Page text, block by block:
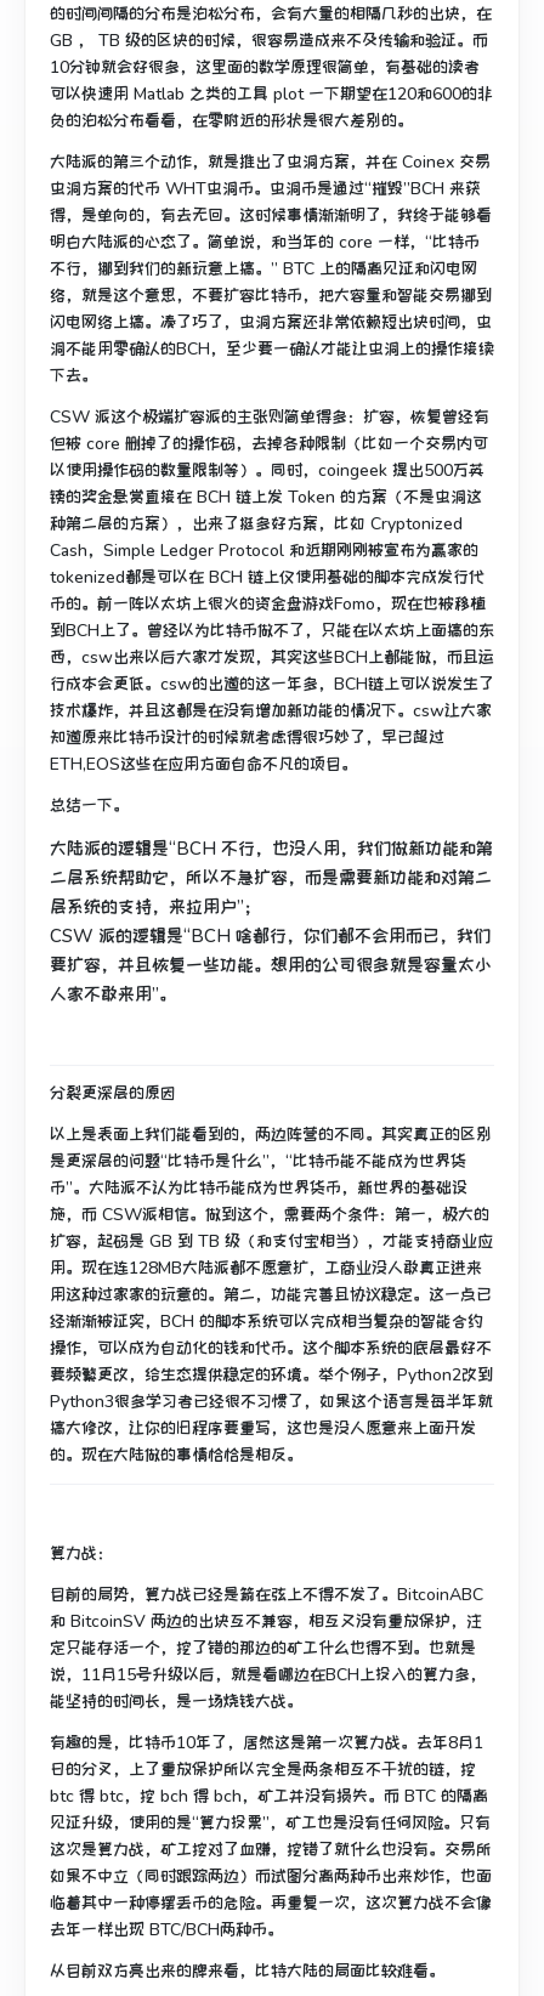
的时间间隔的分布是泊松分布，会有大量的相隔几秒的出块，在
GB ， TB 级的区块的时候，很容易造成来不及传输和验证。而
10分钟就会好很多，这里面的数学原理很简单，有基础的读者
可以快速用 Matlab 之类的工具 plot 一下期望在120和600的非
负的泊松分布看看，在零附近的形状是很大差别的。
大陆派的第三个动作，就是推出了虫洞方案，并在 Coinex 交易
虫洞方案的代币 WHT虫洞币。虫洞币是通过“摧毁”BCH 来获
得，是单向的，有去无回。这时候事情渐渐明了，我终于能够看
明白大陆派的心态了。简单说，和当年的 core 一样，“比特币
不行，挪到我们的新玩意上搞。” BTC 上的隔离见证和闪电网
络，就是这个意思，不要扩容比特币，把大容量和智能交易挪到
闪电网络上搞。凑了巧了，虫洞方案还非常依赖短出块时间，虫
洞不能用零确认的BCH，至少要一确认才能让虫洞上的操作接续
下去。
CSW 派这个极端扩容派的主张则简单得多：扩容，恢复曾经有
但被 core 删掉了的操作码，去掉各种限制（比如一个交易内可
以使用操作码的数量限制等）。同时，coingeek 提出500万英
镑的奖金悬赏直接在 BCH 链上发 Token 的方案（不是虫洞这
种第二层的方案），出来了挺多好方案，比如 Cryptonized
Cash，Simple Ledger Protocol 和近期刚刚被宣布为赢家的
tokenized都是可以在 BCH 链上仅使用基础的脚本完成发行代
币的。前一阵以太坊上很火的资金盘游戏Fomo，现在也被移植
到BCH上了。曾经以为比特币做不了，只能在以太坊上面搞的东
西，csw出来以后大家才发现，其实这些BCH上都能做，而且运
行成本会更低。csw的出道的这一年多，BCH链上可以说发生了
技术爆炸，并且这都是在没有增加新功能的情况下。csw让大家
知道原来比特币设计的时候就考虑得很巧妙了，早已超过
ETH,EOS这些在应用方面自命不凡的项目。
总结一下。
大陆派的逻辑是“BCH 不行，也没人用，我们做新功能和第
二层系统帮助它，所以不急扩容，而是需要新功能和对第二
层系统的支持，来拉用户”；
CSW 派的逻辑是“BCH 啥都行，你们都不会用而已，我们
要扩容，并且恢复一些功能。想用的公司很多就是容量太小
人家不敢来用”。
分裂更深层的原因
以上是表面上我们能看到的，两边阵营的不同。其实真正的区别
是更深层的问题“比特币是什么”，“比特币能不能成为世界货
币”。大陆派不认为比特币能成为世界货币，新世界的基础设
施，而 CSW派相信。做到这个，需要两个条件：第一，极大的
扩容，起码是 GB 到 TB 级（和支付宝相当），才能支持商业应
用。现在连128MB大陆派都不愿意扩，工商业没人敢真正进来
用这种过家家的玩意的。第二，功能完善且协议稳定。这一点已
经渐渐被证实，BCH 的脚本系统可以完成相当复杂的智能合约
操作，可以成为自动化的钱和代币。这个脚本系统的底层最好不
要频繁更改，给生态提供稳定的环境。举个例子，Python2改到
Python3很多学习者已经很不习惯了，如果这个语言是每半年就
搞大修改，让你的旧程序要重写，这也是没人愿意来上面开发
的。现在大陆做的事情恰恰是相反。
算力战：
目前的局势，算力战已经是箭在弦上不得不发了。BitcoinABC
和 BitcoinSV 两边的出块互不兼容，相互又没有重放保护，注
定只能存活一个，挖了错的那边的矿工什么也得不到。也就是
说，11月15号升级以后，就是看哪边在BCH上投入的算力多，
能坚持的时间长，是一场烧钱大战。
有趣的是，比特币10年了，居然这是第一次算力战。去年8月1
日的分叉，上了重放保护所以完全是两条相互不干扰的链，挖
btc 得 btc，挖 bch 得 bch，矿工并没有损失。而 BTC 的隔离
见证升级，使用的是“算力投票”，矿工也是没有任何风险。只有
这次是算力战，矿工挖对了血赚，挖错了就什么也没有。交易所
如果不中立（同时跟踪两边）而试图分离两种币出来炒作，也面
临着其中一种停摆丢币的危险。再重复一次，这次算力战不会像
去年一样出现 BTC/BCH两种币。
从目前双方亮出来的牌来看，比特大陆的局面比较难看。